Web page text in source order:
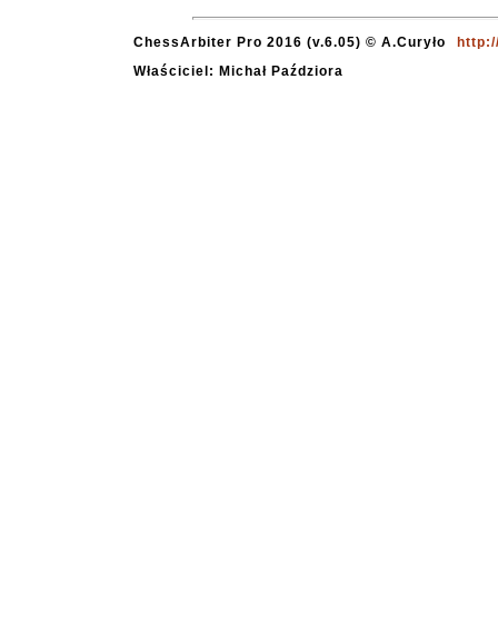
ChessArbiter Pro 2016 (v.6.05) © A.Curyło
Właściciel: Michał Paździora